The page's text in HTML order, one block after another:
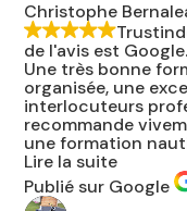
Christophe
de l'avis est Google.
Une très bonne
organisée, une
interlocuteurs
recommande
une formation
Lire la suite
Publié sur Google